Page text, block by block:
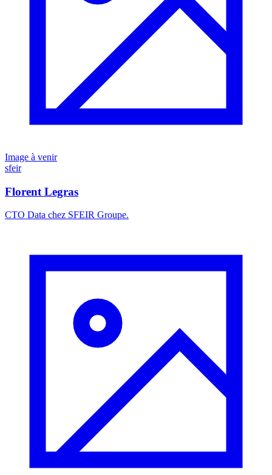
Image à venir
sfeir
Florent Legras
CTO Data chez SFEIR Groupe.